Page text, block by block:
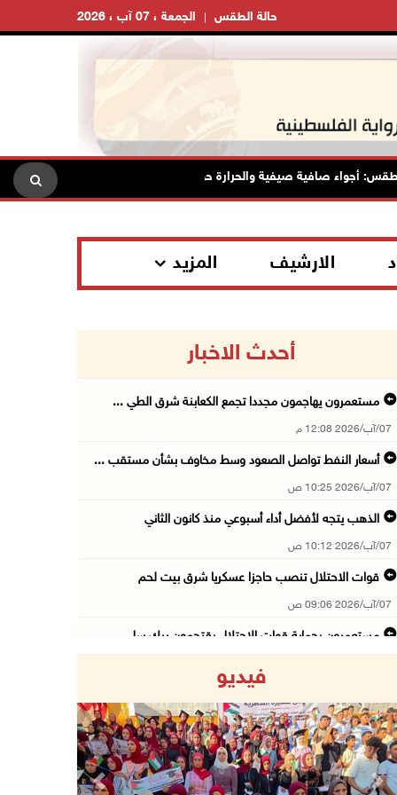
الجمعة ، 07 آب ، 2026 حالة الطقس
صافية صيفية والحرارة حول معدلها العام محافظة
الارشيف المزيد
أحدث الاخبار
مستعمرون يهاجمون مجددا تجمع الكعابنة شرق الطي ...
07/آب/2026 12:08 م
أسعار النفط تواصل الصعود وسط مخاوف بشأن مستقب ...
07/آب/2026 10:25 ص
الذهب يتجه لأفضل أداء أسبوعي منذ كانون الثاني
07/آب/2026 10:12 ص
قوات الاحتلال تنصب حاجزا عسكريا شرق بيت لحم
07/آب/2026 09:06 ص
مستعمرون بحماية قوات الاحتلال يقتحمون برك سلي ...
07/آب/2026 08:24 ص
محافظة القدس: انسحاب قوات الاحتلال من مخيم قل ...
07/آب/2026 08:23 ص
فيديو
Previous Next